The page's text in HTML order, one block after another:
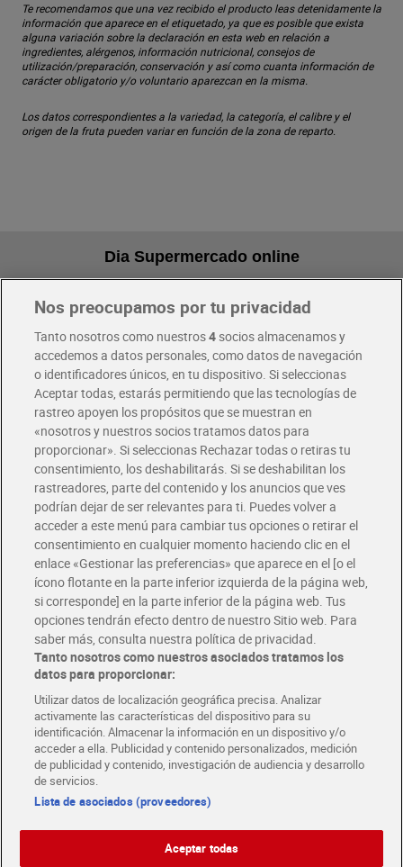
Te recomendamos que una vez recibido el producto leas detenidamente la
información que aparece en el etiquetado, ya que es posible que exista
alguna variación sobre la declaración en esta web en relación a
ingredientes, alérgenos, información nutricional, consejos de
utilización/preparación, conservación y así como cuanta información de
carácter obligatorio y/o voluntario aparezcan en la misma.
Los datos correspondientes a la variedad, la categoría, el calibre y el
origen de la fruta pueden variar en función de la zona de reparto.
Dia Supermercado online
Pide hoy, recibe hoy
Envío gratis por compras superiores a 100€
Envío estandar por 4,99€
Glovo y Uber Eats
Solicita tu factura de Glovo o Uber Eats
Únete al CLUB Dia
Disfruta las ventajas y ofertas exclusivas.
Descárgate la APP Dia
Folletos y Tiendas
Descubre las mejores ofertas y busca tu tienda más cercana
Tarjeta MaX Dia
Te devuelve hasta 8€/mes de tus compras.
¡Solicita tu tarjeta de crédito aquí!
COMER MEJOR CADA DIA
COLABORA CON DIA ABRE TU TIENDA DIA CORPORATE
Nos preocupamos por tu privacidad
Tanto nosotros como nuestros4socios almacenamos y
accedemos a datos personales, como datos de navegación
o identificadores únicos, en tu dispositivo. Si seleccionas
Aceptar todas, estarás permitiendo que las tecnologías de
rastreo apoyen los propósitos que se muestran en
«nosotros y nuestros socios tratamos datos para
proporcionar». Si seleccionas Rechazar todas o retiras tu
consentimiento, los deshabilitarás. Si se deshabilitan los
rastreadores, parte del contenido y los anuncios que ves
podrían dejar de ser relevantes para ti. Puedes volver a
acceder a este menú para cambiar tus opciones o retirar el
consentimiento en cualquier momento haciendo clic en el
enlace «Gestionar las preferencias» que aparece en el [o el
ícono flotante en la parte inferior izquierda de la página web,
si corresponde] en la parte inferior de la página web. Tus
opciones tendrán efecto dentro de nuestro Sitio web. Para
saber más, consulta nuestra política de privacidad.
Tanto nosotros como nuestros asociados tratamos los
datos para proporcionar:
Utilizar datos de localización geográfica precisa. Analizar
activamente las características del dispositivo para su
identificación. Almacenar la información en un dispositivo y/o
acceder a ella. Publicidad y contenido personalizados, medición
de publicidad y contenido, investigación de audiencia y desarrollo
de servicios.
Lista de asociados (proveedores)
Aceptar todas